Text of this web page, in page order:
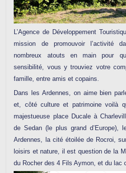
L’Agence de Développement
mission de promouvoir l’activité
nombreux atouts en main pour
sensibilité, vous y trouviez votre
famille, entre amis et copains.
Dans les Ardennes, on aime bien
et, côté culture et patrimoine voilà
majestueuse place Ducale à
de Sedan (le plus grand d’Europe),
Ardennes, la cité étoilée de Rocroi,
loisirs et nature, il est question de la
du Rocher des 4 Fils Aymon, et du lac